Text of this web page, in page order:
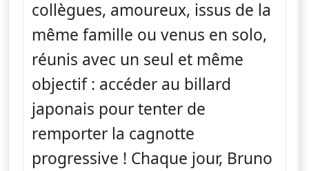
collègues, amoureux, issus de la
même famille ou venus en solo,
réunis avec un seul et même
objectif : accéder au billard
japonais pour tenter de
remporter la cagnotte
progressive ! Chaque jour, Bruno